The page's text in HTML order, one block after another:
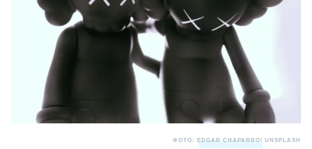
ФОТО: EDGAR CHAPARRO/ UNSPLASH